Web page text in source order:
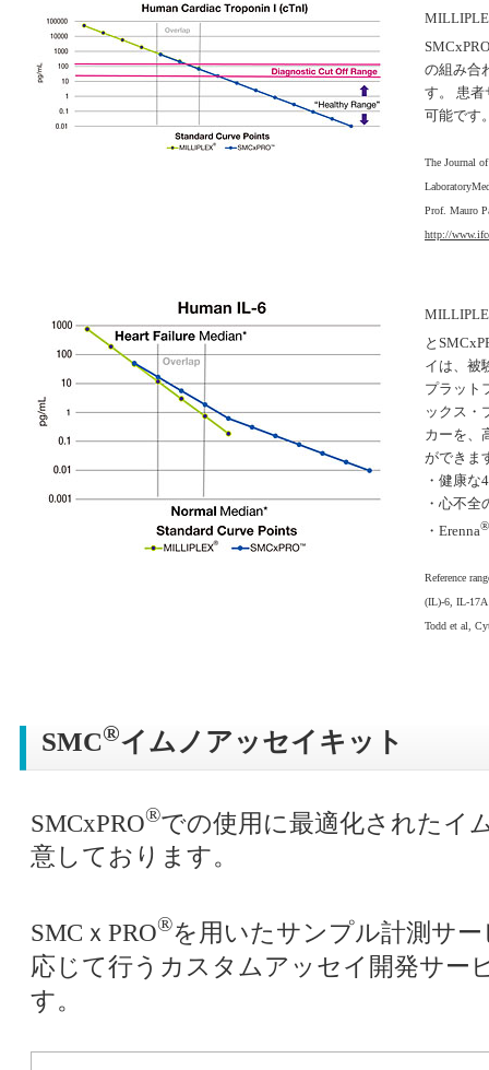
SMCxPRO
の組み合
す。 患者
可能です
The Journal
Prof. Mauro
http://
と
イは、被
プラット
ックス・
カーを、
ができま
・健康な
・心不全
・Erenna®
Reference
(IL)-6, IL-17A
Todd et al,
SMC®イムノアッセイキット
SMCxPRO®での使用に最適化されたイ
意しております。
SMCｘPRO®を用いたサンプル計測サ
応じて行うカスタムアッセイ開発サー
す。